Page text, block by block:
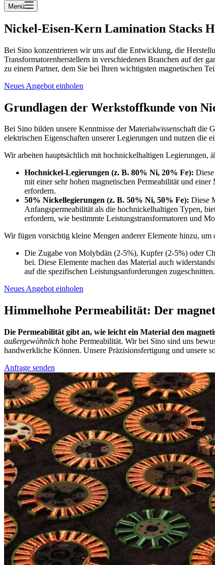
Menü
Nickel-Eisen-Kern Lamination Stacks
Bei Sino konzentrieren wir uns auf die Entwicklung, die
Transformatorenherstellern in verschiedenen Branchen auf der
zu einem Partner, dem Sie bei Ihren wichtigsten magnetischen
Neues Angebot einholen
Grundlagen der Werkstoffkunde von
Bei Sino bilden unsere Kenntnisse der Materialwissenschaft
elektrischen Eigenschaften unserer Legierungen und nutzen die
Wir arbeiten hauptsächlich mit hochnickelhaltigen Legierungen,
Hochnickel-Legierungen (z. B. 80% Ni, 20% Fe):
mit einer sehr hohen magnetischen Permeabilität und
erfordern.
50% Nickellegierungen (z. B. 50% Ni, 50% Fe): Diese
Anfangspermeabilität als die hochnickelhaltigen Typen,
erfordern, wie bestimmte Leistungstransformatoren und
Wir fügen vorsichtig kleine Mengen anderer Elemente hinzu, um
Die Zugabe von Molybdän (2-5%), Kupfer (2-5%) oder
bei. Diese Elemente machen das Material auch
auf die spezifischen Leistungsanforderungen zugeschnitten.
Neues Angebot einholen
Himmelhohe Permeabilität: Der
Die Permeabilität gibt an, wie leicht ein Material den
außergewöhnlich hohe Permeabilität. Wir bei Sino sind uns
handwerkliche Können. Unsere Präzisionsfertigung und unsere
Anfrage senden